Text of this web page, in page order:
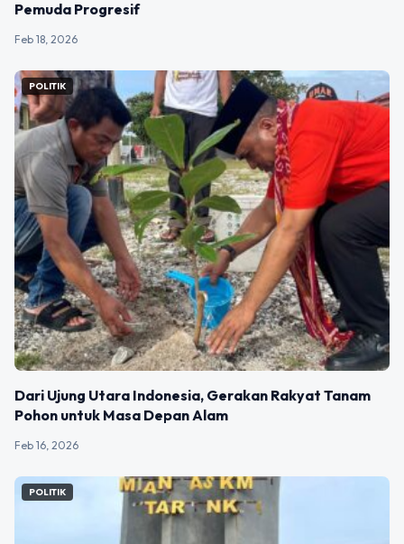
Pemuda Progresif
Feb 18, 2026
POLITIK
Dari Ujung Utara Indonesia, Gerakan Rakyat Tanam
Pohon untuk Masa Depan Alam
Feb 16, 2026
POLITIK